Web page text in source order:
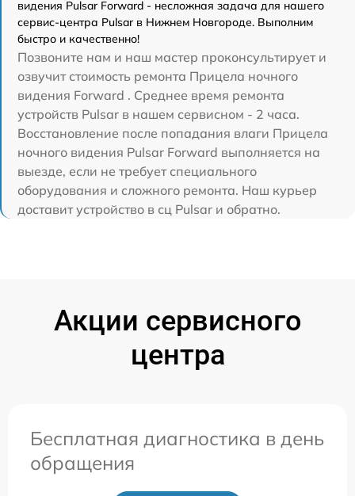
видения Pulsar Forward - несложная задача для нашего
сервис-центра Pulsar в Нижнем Новгороде. Выполним
быстро и качественно!
Позвоните нам и наш мастер проконсультирует и
озвучит стоимость ремонта Прицела ночного
видения Forward . Среднее время ремонта
устройств Pulsar в нашем сервисном - 2 часа.
Восстановление после попадания влаги Прицела
ночного видения Pulsar Forward выполняется на
выезде, если не требует специального
оборудования и сложного ремонта. Наш курьер
доставит устройство в сц Pulsar и обратно.
Акции сервисного
центра
Бесплатная диагностика в день
обращения